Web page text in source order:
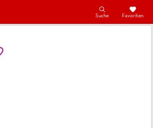
Suche Favoriten